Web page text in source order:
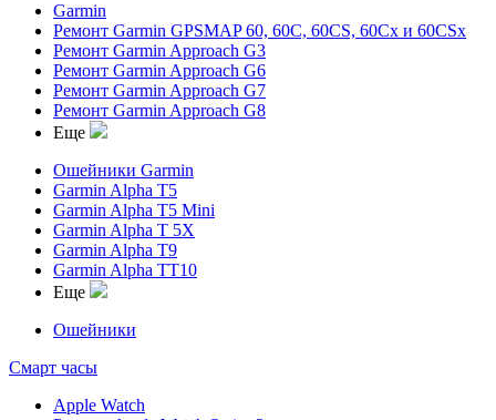
Garmin
Ремонт Garmin GPSMAP 60, 60C, 60CS, 60Cx и 60CSx
Ремонт Garmin Approach G3
Ремонт Garmin Approach G6
Ремонт Garmin Approach G7
Ремонт Garmin Approach G8
Еще
Ошейники Garmin
Garmin Alpha T5
Garmin Alpha T5 Mini
Garmin Alpha T 5X
Garmin Alpha T9
Garmin Alpha TT10
Еще
Ошейники
Смарт часы
Apple Watch